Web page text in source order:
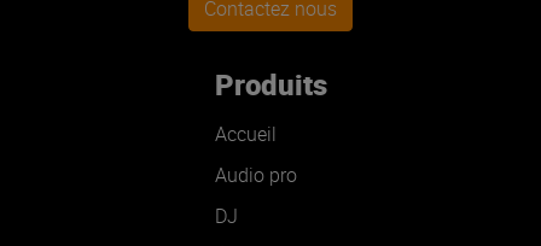
Contactez nous
Produits
Accueil
Audio pro
DJ